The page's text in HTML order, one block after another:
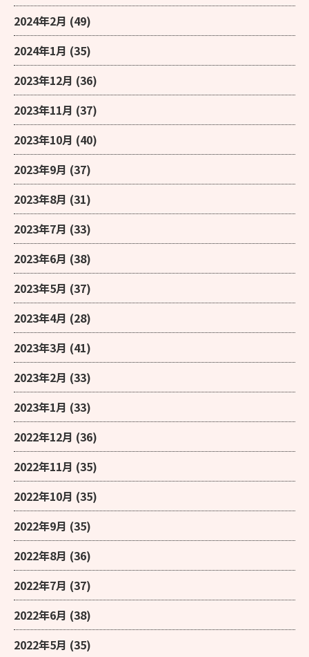
2024年2月 (49)
2024年1月 (35)
2023年12月 (36)
2023年11月 (37)
2023年10月 (40)
2023年9月 (37)
2023年8月 (31)
2023年7月 (33)
2023年6月 (38)
2023年5月 (37)
2023年4月 (28)
2023年3月 (41)
2023年2月 (33)
2023年1月 (33)
2022年12月 (36)
2022年11月 (35)
2022年10月 (35)
2022年9月 (35)
2022年8月 (36)
2022年7月 (37)
2022年6月 (38)
2022年5月 (35)